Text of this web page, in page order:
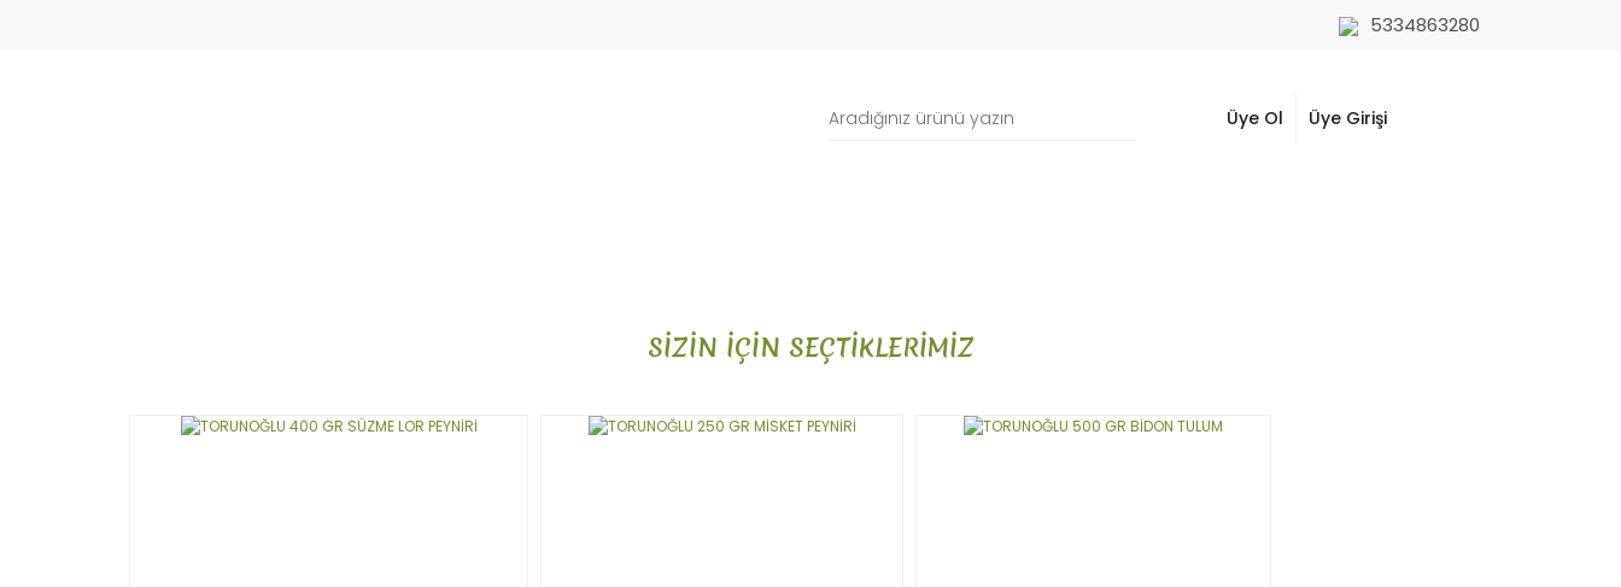
5334863280
Üye Ol Üye Girişi
SİZİN İÇİN SEÇTİKLERİMİZ